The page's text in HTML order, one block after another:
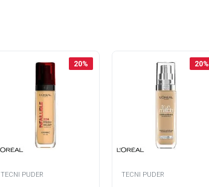
20%
TECNI PUDER
20%
TECNI PUDER